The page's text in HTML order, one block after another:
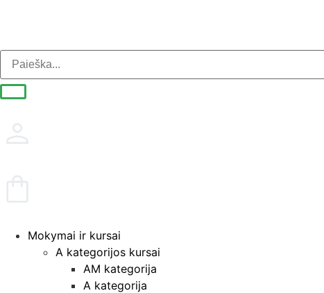
Mokymai ir kursai
A kategorijos kursai
AM kategorija
A kategorija